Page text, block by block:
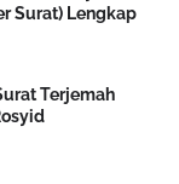
Surat) Lengkap
Terjemah